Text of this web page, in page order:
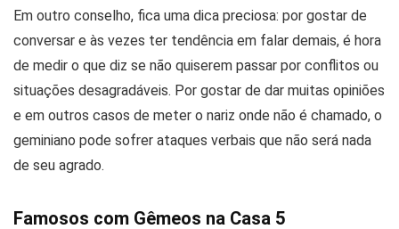
Em outro conselho, fica uma dica preciosa: por gostar de
conversar e às vezes ter tendência em falar demais, é hora
de medir o que diz se não quiserem passar por conflitos ou
situações desagradáveis. Por gostar de dar muitas opiniões
e em outros casos de meter o nariz onde não é chamado, o
geminiano pode sofrer ataques verbais que não será nada
de seu agrado.
Famosos com Gêmeos na Casa 5